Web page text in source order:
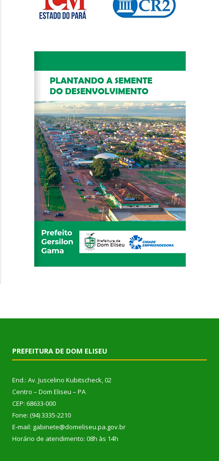
PREFEITURA DE DOM ELISEU
End.: Av. Juscelino Kubitscheck, 02
Centro – Dom Eliseu – PA
CEP: 68633-000
Fone: (94) 3335-2210
E-mail: gabinete@domeliseu.pa.gov.br
Horário de atendimento: 08h às 14h